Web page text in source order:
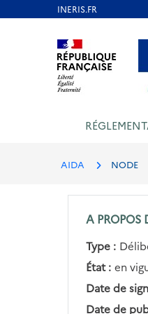
Aller au contenu
AIDA NODE
A
Type :
État : en
Date de
Date de